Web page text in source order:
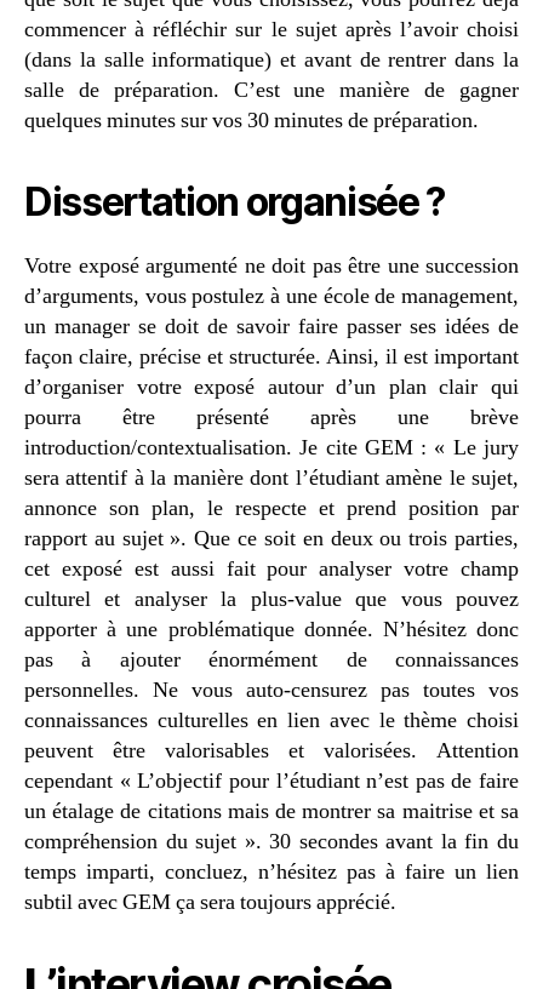
commencer à réfléchir sur le sujet après l’avoir choisi
(dans la salle informatique) et avant de rentrer dans la
salle de préparation. C’est une manière de gagner
quelques minutes sur vos 30 minutes de préparation.
Dissertation organisée ?
Votre exposé argumenté ne doit pas être une succession
d’arguments, vous postulez à une école de management,
un manager se doit de savoir faire passer ses idées de
façon claire, précise et structurée. Ainsi, il est important
d’organiser votre exposé autour d’un plan clair qui
pourra être présenté après une brève
introduction/contextualisation. Je cite GEM : « Le jury
sera attentif à la manière dont l’étudiant amène le sujet,
annonce son plan, le respecte et prend position par
rapport au sujet ». Que ce soit en deux ou trois parties,
cet exposé est aussi fait pour analyser votre champ
culturel et analyser la plus-value que vous pouvez
apporter à une problématique donnée. N’hésitez donc
pas à ajouter énormément de connaissances
personnelles. Ne vous auto-censurez pas toutes vos
connaissances culturelles en lien avec le thème choisi
peuvent être valorisables et valorisées. Attention
cependant « L’objectif pour l’étudiant n’est pas de faire
un étalage de citations mais de montrer sa maitrise et sa
compréhension du sujet ». 30 secondes avant la fin du
temps imparti, concluez, n’hésitez pas à faire un lien
subtil avec GEM ça sera toujours apprécié.